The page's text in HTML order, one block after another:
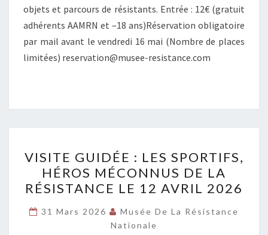
objets et parcours de résistants. Entrée : 12€ (gratuit
adhérents AAMRN et –18 ans)Réservation obligatoire
par mail avant le vendredi 16 mai (Nombre de places
limitées) reservation@musee-resistance.com
GUIDÉE :
LES
SPORTIFS,
HÉROS
MÉCONNUS
VISITE GUIDÉE : LES SPORTIFS,
HÉROS MÉCONNUS DE LA
RÉSISTANCE LE 12 AVRIL 2026
31 Mars 2026
Musée De La Résistance
Nationale